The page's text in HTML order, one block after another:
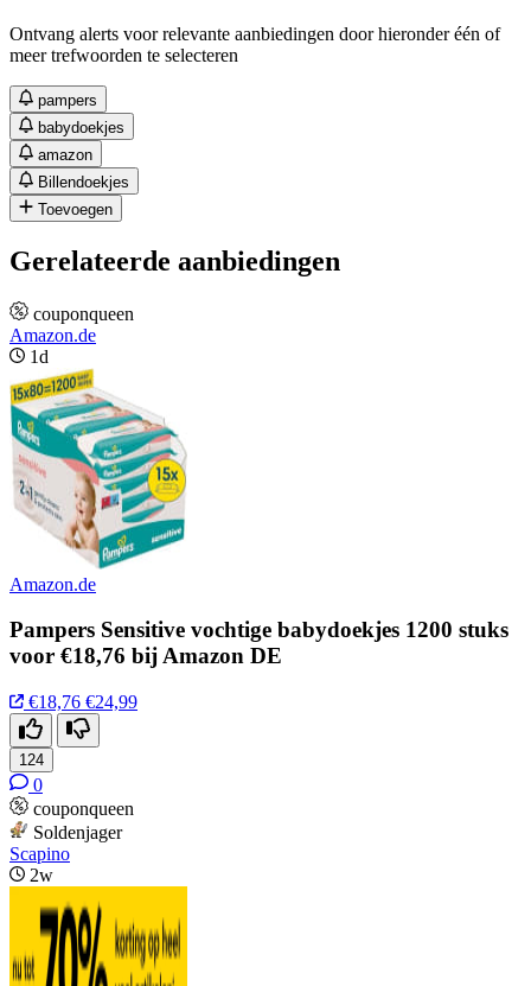
Ontvang alerts voor relevante aanbiedingen door hieronder één of
meer trefwoorden te selecteren
pampers
babydoekjes
amazon
Billendoekjes
Toevoegen
Gerelateerde aanbiedingen
couponqueen
Amazon.de
1d
Amazon.de
Pampers Sensitive vochtige babydoekjes 1200 stuks
voor €18,76 bij Amazon DE
€18,76 €24,99
124
0
couponqueen
Soldenjager
Scapino
2w